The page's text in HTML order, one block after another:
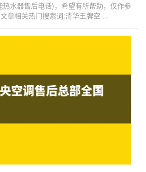
热水器售后电话)，希望有所帮助，仅作参
章相关热门搜索词:清华王牌空 ...